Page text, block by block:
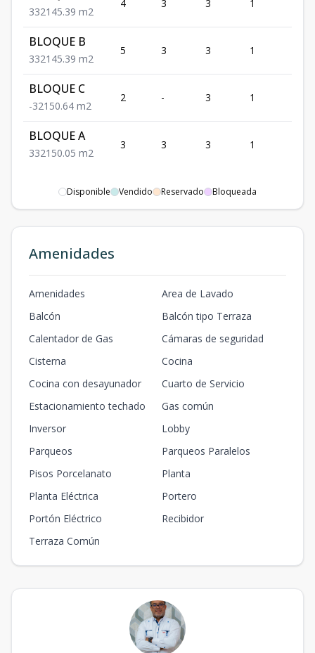
332145.39 m2
4 3 3 1
BLOQUE B
332145.39 m2
5 3 3 1
BLOQUE C
-32150.64 m2
2 - 3 1
BLOQUE A
332150.05 m2
3 3 3 1
Disponible Vendido Reservado Bloqueada
Amenidades
Amenidades
Area de Lavado
Balcón
Balcón tipo Terraza
Calentador de Gas
Cámaras de seguridad
Cisterna
Cocina
Cocina con desayunador
Cuarto de Servicio
Estacionamiento techado
Gas común
Inversor
Lobby
Parqueos
Parqueos Paralelos
Pisos Porcelanato
Planta
Planta Eléctrica
Portero
Portón Eléctrico
Recibidor
Terraza Común